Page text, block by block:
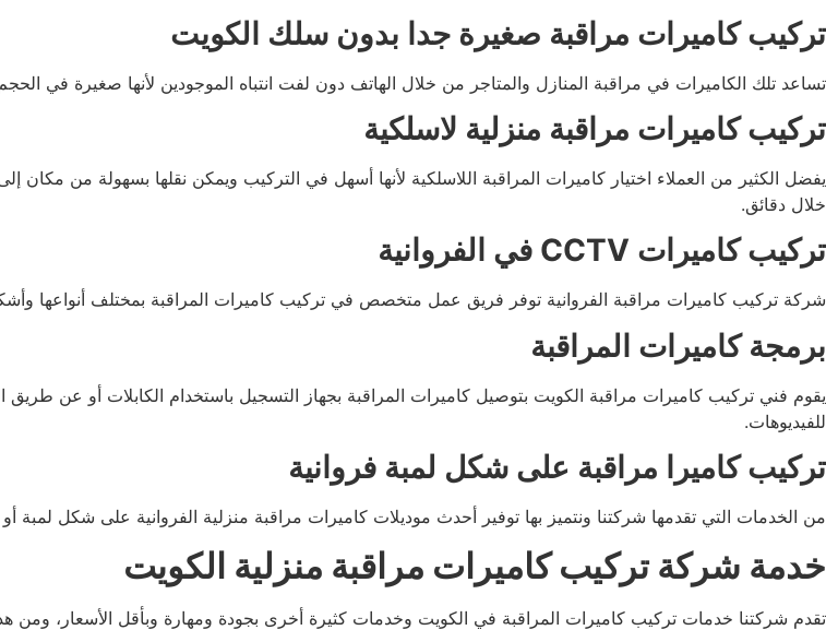
تركيب كاميرات مراقبة صغيرة جدا بدون سلك الكويت
تساعد تلك الكاميرات في مراقبة المنازل والمتاجر من خلال الهاتف دون لفت انتباه الموجودين لأنها صغيرة في الحجم
تركيب كاميرات مراقبة منزلية لاسلكية
يفضل الكثير من العملاء اختيار كاميرات المراقبة اللاسلكية لأنها أسهل في التركيب ويمكن نقلها بسهولة من مكان
خلال دقائق.
تركيب كاميرات CCTV في الفروانية
شركة تركيب كاميرات مراقبة الفروانية توفر فريق عمل متخصص في تركيب كاميرات المراقبة بمختلف أنواعها
برمجة كاميرات المراقبة
يقوم فني تركيب كاميرات مراقبة الكويت بتوصيل كاميرات المراقبة بجهاز التسجيل باستخدام الكابلات أو عن
للفيديوهات.
تركيب كاميرا مراقبة على شكل لمبة فروانية
من الخدمات التي تقدمها شركتنا ونتميز بها توفير أحدث موديلات كاميرات مراقبة منزلية الفروانية على شكل
خدمة شركة تركيب كاميرات مراقبة منزلية الكويت
تقدم شركتنا خدمات تركيب كاميرات المراقبة في الكويت وخدمات كثيرة أخرى بجودة ومهارة وبأقل الأسعار، ومن